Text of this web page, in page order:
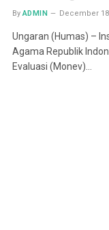
By ADMIN December
Ungaran (Humas) –
Agama Republik
Evaluasi (Monev)…